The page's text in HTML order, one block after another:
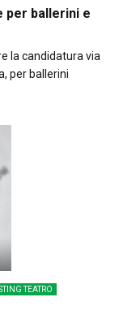
per ballerini e
la candidatura via
per ballerini
TEATRO